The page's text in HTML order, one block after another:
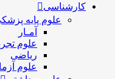
کارشناسی
علوم پایه
آمـار
علوم
ریاضی
علوم